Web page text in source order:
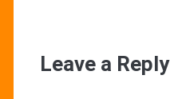
Leave a Reply